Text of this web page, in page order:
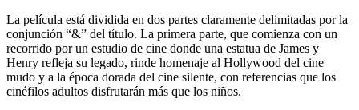
La película está dividida en dos partes claramente delimitadas por la
conjunción “&” del título. La primera parte, que comienza con un
recorrido por un estudio de cine donde una estatua de James y
Henry refleja su legado, rinde homenaje al Hollywood del cine
mudo y a la época dorada del cine silente, con referencias que los
cinéfilos adultos disfrutarán más que los niños.